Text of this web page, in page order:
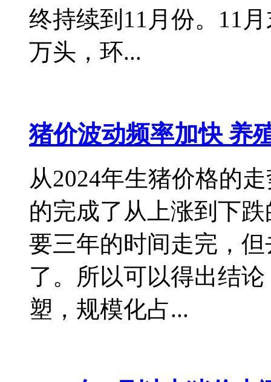
终持续到11月份。11
万头，环...
猪价波动频率加快 养
从2024年生猪价格的
的完成了从上涨到下
要三年的时间走完，
了。所以可以得出结
塑，规模化占...